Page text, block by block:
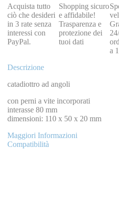
Acquista tutto
ciò che desideri
in 3 rate senza
interessi con
PayPal.
Shopping sicuro
e affidabile!
Trasparenza e
protezione dei
tuoi dati
a
Descrizione
catadiottro ad angoli
con perni a vite incorporati
interasse 80 mm
dimensioni: 110 x 50 x 20 mm
Maggiori Informazioni
Compatibilità